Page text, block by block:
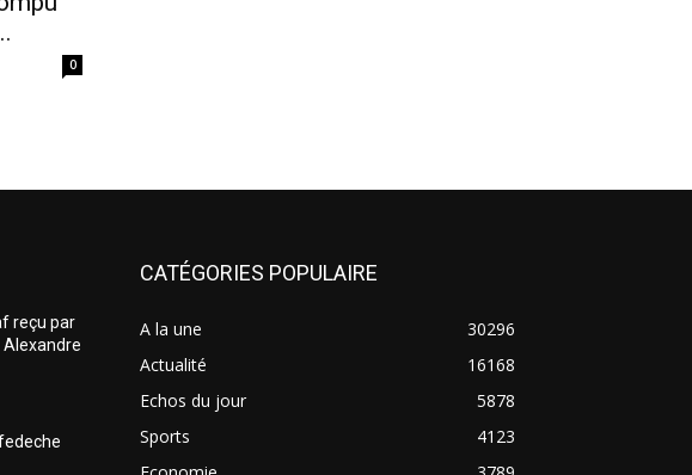
0
reçu par
Alexandre
CATÉGORIES POPULAIRE
A la une
30296
Actualité
16168
Echos du jour
5878
Sports
4123